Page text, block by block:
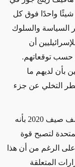
شيئًا واحدًا فوق كل
السياسة والسلوك
أن
حسب توقعاتهم.
بأن لديهم ما
التخلي عن جزء
بالنظر إلى هذه التطورات الرئيسية، يمكن وصف صيف 2020 بأنه
لتصبح قوة
على الرغم من أن هذا
المتعلقة